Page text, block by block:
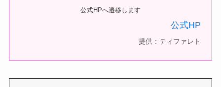
公式HPへ遷移します
公式HP
提供：ティファレト